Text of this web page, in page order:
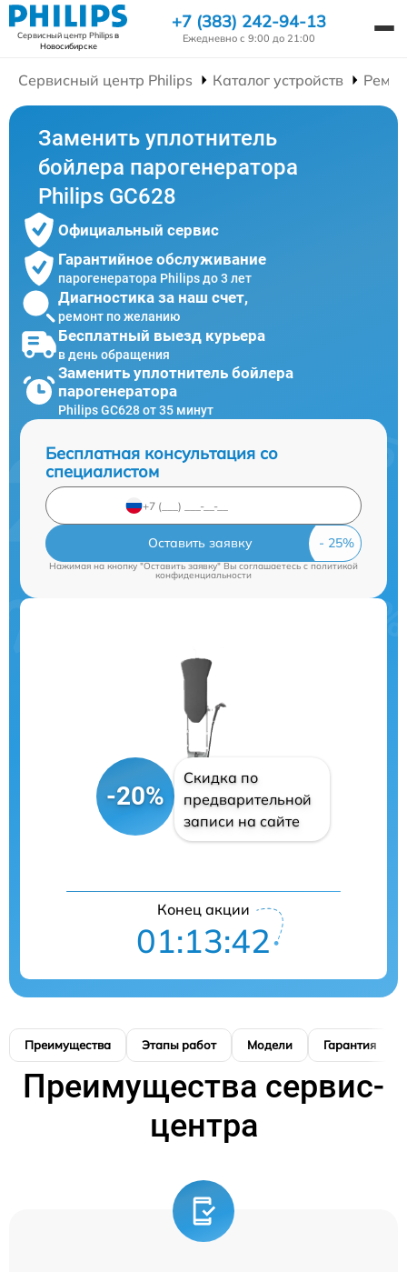
Сервисный центр Philipsв
Новосибирске
+7 (383) 242-94-13
Ежедневно с 9:00 до 21:00
Сервисный центр Philips Каталог устройств
Заменить уплотнитель
бойлера парогенератора
Philips GC628
Официальный сервис
Гарантийное обслуживание
парогенератора Philips до 3 лет
Диагностика за наш счет,
ремонт по желанию
Бесплатный выезд курьера
в день обращения
Заменить уплотнитель бойлера
парогенератора
Philips GC628 от 35 минут
Бесплатная консультация со
специалистом
Оставить заявку
Нажимая на кнопку "Оставить заявку" Вы соглашаетесь c политикой
конфиденциальности
-20%
Скидка по
предварительной
записи на сайте
Конец акции
01:13:41
Преимущества Этапы работ Модели Гарантия
Преимущества сервис-
центра